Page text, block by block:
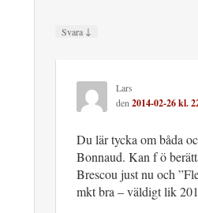
Svara ↓
Lars
den2014-02-26 kl.
Du lär tycka om båda
Bonnaud. Kan f ö
Brescou just nu och
mkt bra – väldigt lik